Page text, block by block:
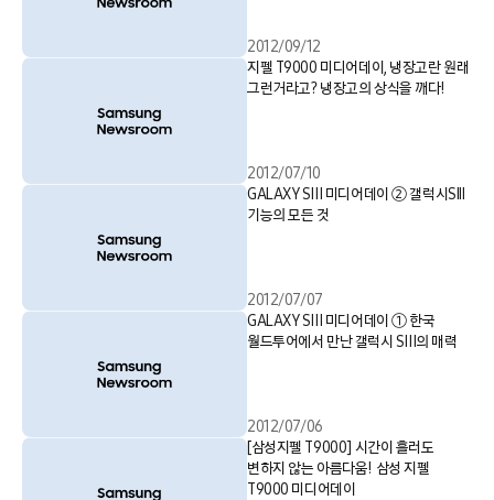
2012/09/12
지펠 T9000 미디어데이, 냉장고란 원래
그런거라고? 냉장고의 상식을 깨다!
2012/07/10
GALAXY SⅢ 미디어데이 ② 갤럭시SIII
기능의 모든 것
2012/07/07
GALAXY SⅢ 미디어데이 ① 한국
월드투어에서 만난 갤럭시 SⅢ의 매력
2012/07/06
[삼성지펠 T9000] 시간이 흘러도
변하지 않는 아름다움! 삼성 지펠
T9000 미디어데이